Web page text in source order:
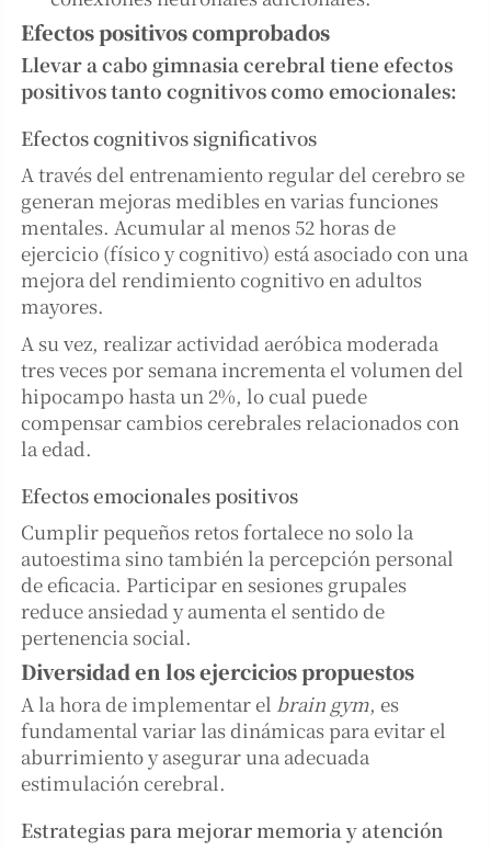
Efectos positivos comprobados
Llevar a cabo gimnasia cerebral tiene efectos
positivos tanto cognitivos como emocionales:
Efectos cognitivos significativos
A través del entrenamiento regular del cerebro se
generan mejoras medibles en varias funciones
mentales. Acumular al menos 52 horas de
ejercicio (físico y cognitivo) está asociado con una
mejora del rendimiento cognitivo en adultos
mayores.
A su vez, realizar actividad aeróbica moderada
tres veces por semana incrementa el volumen del
hipocampo hasta un 2%, lo cual puede
compensar cambios cerebrales relacionados con
la edad.
Efectos emocionales positivos
Cumplir pequeños retos fortalece no solo la
autoestima sino también la percepción personal
de eficacia. Participar en sesiones grupales
reduce ansiedad y aumenta el sentido de
pertenencia social.
Diversidad en los ejercicios propuestos
A la hora de implementar el brain gym, es
fundamental variar las dinámicas para evitar el
aburrimiento y asegurar una adecuada
estimulación cerebral.
Estrategias para mejorar memoria y atención